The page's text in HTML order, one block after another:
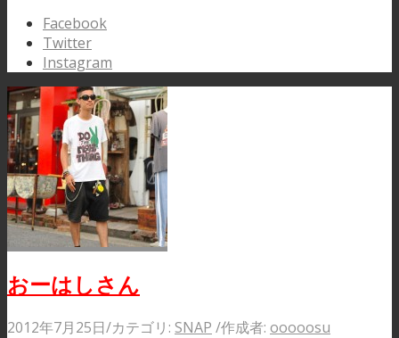
Facebook
Twitter
Instagram
おーはしさん
2012年7月25日/カテゴリ: SNAP /作成者: ooooosu